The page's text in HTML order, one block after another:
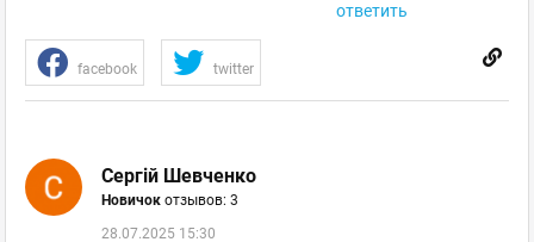
ответить
facebook twitter
Сергій Шевченко
Новичок отзывов: 3
28.07.2025 15:30